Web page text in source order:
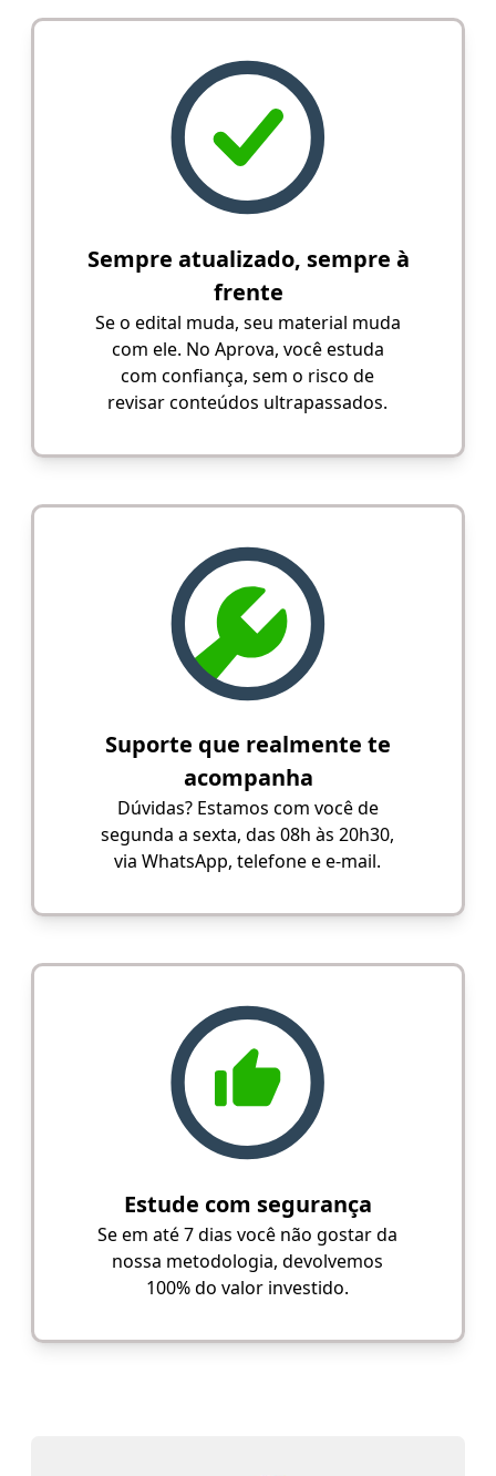
Sempre atualizado, sempre à
frente
Se o edital muda, seu material muda
com ele. No Aprova, você estuda
com confiança, sem o risco de
revisar conteúdos ultrapassados.
Suporte que realmente te
acompanha
Dúvidas? Estamos com você de
segunda a sexta, das 08h às 20h30,
via WhatsApp, telefone e e-mail.
Estude com segurança
Se em até 7 dias você não gostar da
nossa metodologia, devolvemos
100% do valor investido.